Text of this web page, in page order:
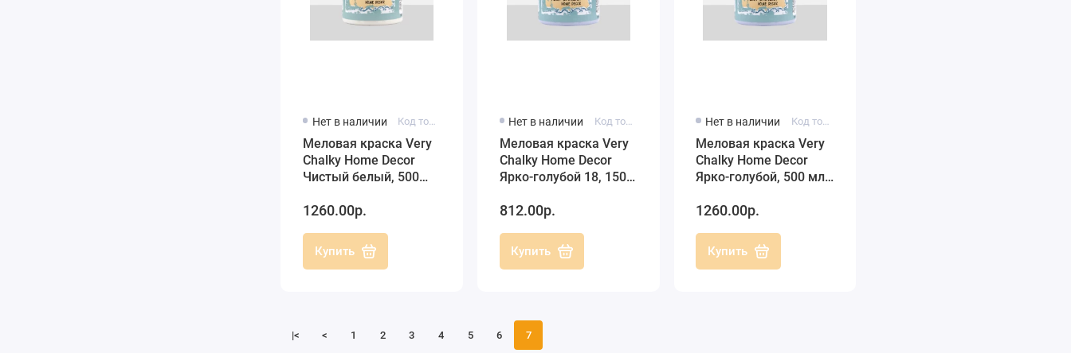
Нет в наличии
Меловая краска Very
Chalky Home Decor
Чистый белый, 500
1260.00р.
Купить
Нет в наличии
Меловая краска Very
Chalky Home Decor
Ярко-голубой 18, 150
812.00р.
Купить
Нет в наличии Код товара: CH18-500
Меловая краска Very
Chalky Home Decor
Ярко-голубой, 500 мл,
1260.00р.
Купить
|< < 1 2 3 4 5 6 7